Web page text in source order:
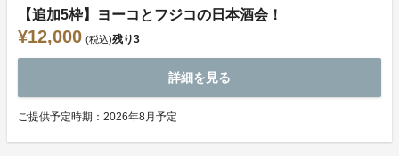
【追加5枠】ヨーコとフジコの日本酒会！
¥12,000 (税込)残り3
詳細を見る
ご提供予定時期：2026年8月予定